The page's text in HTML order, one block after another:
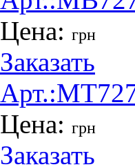
Цена: грн
Заказать
Арт.:
Цена: грн
Заказать